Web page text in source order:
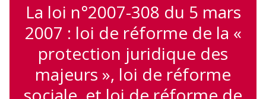
La loi n°2007-308 du 5 mars
2007 : loi de réforme de la «
protection juridique des
majeurs », loi de réforme